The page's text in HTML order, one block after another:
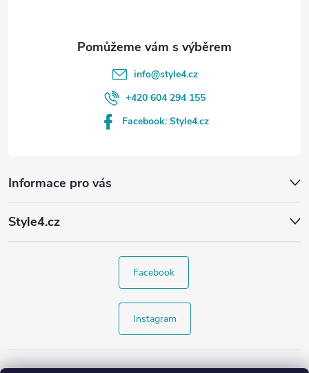
Informace pro vás
Style4.cz
info@style4.cz
+420 604 294 155
Facebook: Style4.cz
Facebook
Instagram